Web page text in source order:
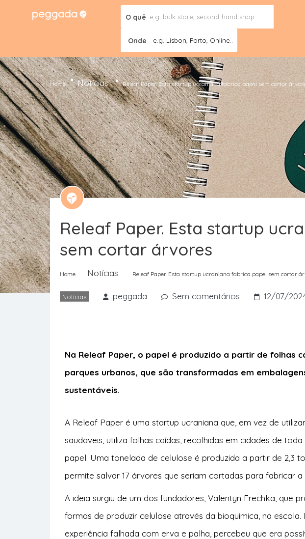
O quê
Onde e.g. Lisbon, Porto, Online..
Home Notícias Releaf Paper. Esta startup ucraniana fabrica papel sem cortar
Releaf Paper. Esta startup
sem cortar árvores
Home Notícias Releaf Paper. Esta startup ucraniana fabrica papel sem cortar
Notícias peggada Sem comentários 12/07/
Na Releaf Paper, o papel é produzido a partir de folhas
parques urbanos, que são transformadas em
sustentáveis.
A Releaf Paper é uma startup ucraniana que, em vez de
saudaveis, utiliza folhas caídas, recolhidas em cidades de
papel. Uma tonelada de celulose é produzida a partir de 2,3
permite salvar 17 árvores que seriam cortadas para fabricar a
A ideia surgiu de um dos fundadores, Valentyn Frechka, que
formas de produzir celulose através da bioquímica, na escola.
experiência falhada com erva e palha, percebeu que era